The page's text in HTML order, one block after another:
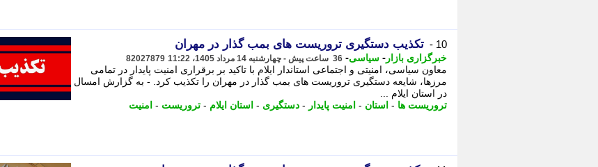
10 - تکذیب دستگیری تروریست های بمب گذار در مهران
خبرگزاری بازار - سیاسی- 36 ساعت پیش - چهارشنبه 14 مرداد 1405، 11:22 82027879
معاون سیاسی، امنیتی و اجتماعی استاندار ایلام با تاکید بر برقراری امنیت پایدار در تمامی
مرزها، شایعه دستگیری تروریست های بمب گذار در مهران را تکذیب کرد. - به گزارش امسال
در استان ایلام ...
تروریست ها - استان - امنیت پایدار - دستگیری - استان ایلام - تروریست - امنیت